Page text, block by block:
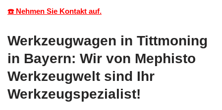
☎️ Nehmen Sie Kontakt auf.
Werkzeugwagen in Tittmoning
in Bayern: Wir von Mephisto
Werkzeugwelt sind Ihr
Werkzeugspezialist!